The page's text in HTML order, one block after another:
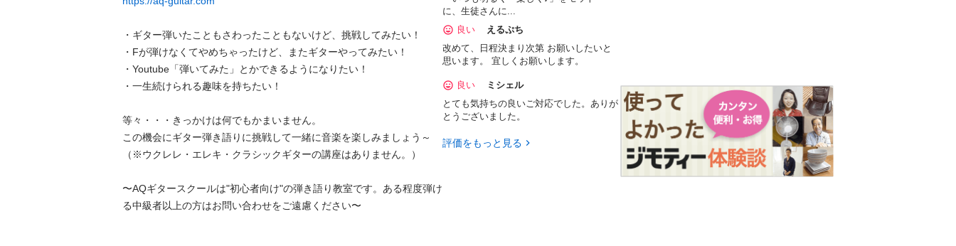
・ギター弾いたこともさわったこともないけど、挑戦してみたい！
・Fが弾けなくてやめちゃったけど、またギターやってみたい！
・Youtube「弾いてみた」とかできるようになりたい！
・一生続けられる趣味を持ちたい！
等々・・・きっかけは何でもかまいません。
この機会にギター弾き語りに挑戦して一緒に音楽を楽しみましょう～
（※ウクレレ・エレキ・クラシックギターの講座はありません。）
〜AQギタースクールは"初心者向け"の弾き語り教室です。ある程度弾け
る中級者以上の方はお問い合わせをご遠慮ください〜
に、生徒さんに...
良い
えるぷち
改めて、日程決まり次第 お願いしたいと
思います。 宜しくお願いします。
良い
ミシェル
とても気持ちの良いご対応でした。ありが
とうございました。
評価をもっと見る